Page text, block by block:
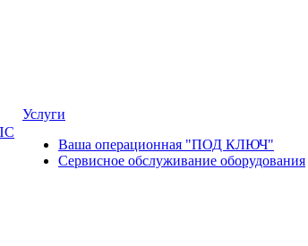
Услуги
Ваша операционная "ПОД КЛЮЧ"
Сервисное обслуживание оборудования